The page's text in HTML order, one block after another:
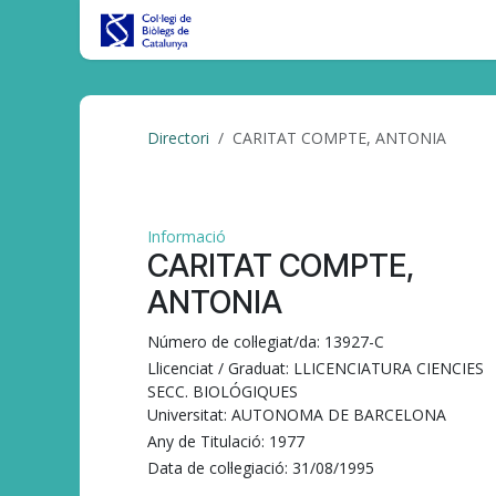
Skip to Content
Directori CARITAT COMPTE, ANTONIA
Informació
CARITAT COMPTE,
ANTONIA
Número de col·legiat/da: 13927-C
Llicenciat / Graduat: LLICENCIATURA CIENCIES
SECC. BIOLÓGIQUES
Universitat: AUTONOMA DE BARCELONA
Any de Titulació: 1977
Data de col·legiació: 31/08/1995